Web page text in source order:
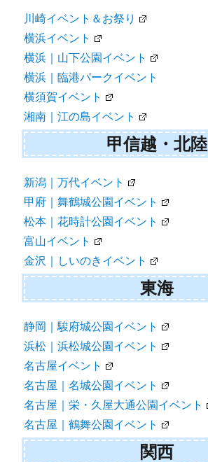
川崎イベント＆お祭り
横浜イベント
横浜｜山下公園イベント
横浜｜臨港パークイベント
横須賀イベント
湘南｜江の島イベント
甲信越・北陸
新潟｜万代イベント
甲府｜舞鶴城公園イベント
松本｜花時計公園イベント
富山イベント
金沢｜しいのきイベント
東海
静岡｜駿府城公園イベント
浜松｜浜松城公園イベント
名古屋イベント
名古屋｜名城公園イベント
名古屋｜栄・久屋大通公園イベント
名古屋｜鶴舞公園イベント
関西